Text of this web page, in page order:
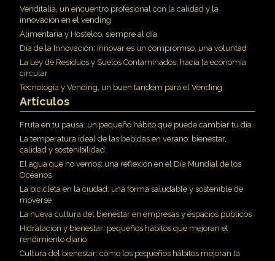
Venditalia, un encuentro profesional con la calidad y la
innovación en el vending
Alimentaria y Hostelco, siempre al día
Día de la Innovación: innovar es un compromiso, una voluntad
La Ley de Residuos y Suelos Contaminados, hacia la economía
circular
Tecnología y Vending, un buen tandem para el Vending
Artículos
Fruta en tu pausa: un pequeño hábito que puede cambiar tu día
La temperatura ideal de las bebidas en verano: bienestar,
calidad y sostenibilidad
El agua que no vemos: una reflexión en el Día Mundial de los
Océanos
La bicicleta en la ciudad: una forma saludable y sostenible de
moverse
La nueva cultura del bienestar en empresas y espacios públicos
Hidratación y bienestar: pequeños hábitos que mejoran el
rendimiento diario
Cultura del bienestar: cómo los pequeños hábitos mejoran la